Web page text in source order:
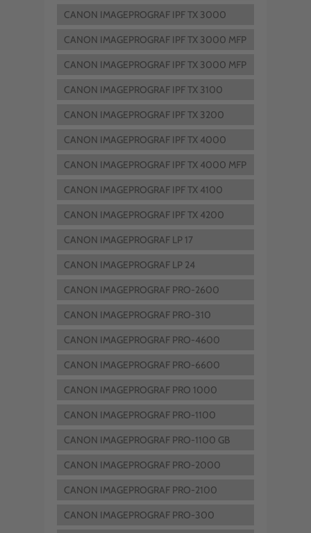
CANON IMAGEPROGRAF IPF TX 3000
CANON IMAGEPROGRAF IPF TX 3000 MFP
CANON IMAGEPROGRAF IPF TX 3000 MFP
AIO
CANON IMAGEPROGRAF IPF TX 3100
CANON IMAGEPROGRAF IPF TX 3200
CANON IMAGEPROGRAF IPF TX 4000
CANON IMAGEPROGRAF IPF TX 4000 MFP
CANON IMAGEPROGRAF IPF TX 4100
CANON IMAGEPROGRAF IPF TX 4200
CANON IMAGEPROGRAF LP 17
CANON IMAGEPROGRAF LP 24
CANON IMAGEPROGRAF PRO-2600
CANON IMAGEPROGRAF PRO-310
CANON IMAGEPROGRAF PRO-4600
CANON IMAGEPROGRAF PRO-6600
CANON IMAGEPROGRAF PRO 1000
CANON IMAGEPROGRAF PRO-1100
CANON IMAGEPROGRAF PRO-1100 GB
CANON IMAGEPROGRAF PRO-2000
CANON IMAGEPROGRAF PRO-2100
CANON IMAGEPROGRAF PRO-300